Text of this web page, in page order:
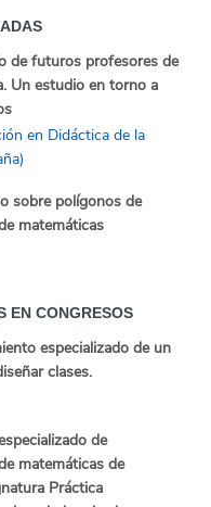
de futuros profesores de
Un estudio en torno a
en Didáctica de la
sobre polígonos de
matemáticas
EN CONGRESOS
especializado de un
clases.
de
matemáticas de
Práctica